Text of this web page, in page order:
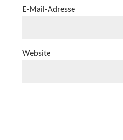
E-Mail-Adresse
Website